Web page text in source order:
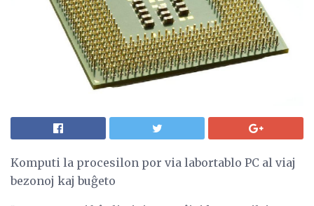
Komputi la procesilon por via labortablo PC al viaj
bezonoj kaj buĝeto